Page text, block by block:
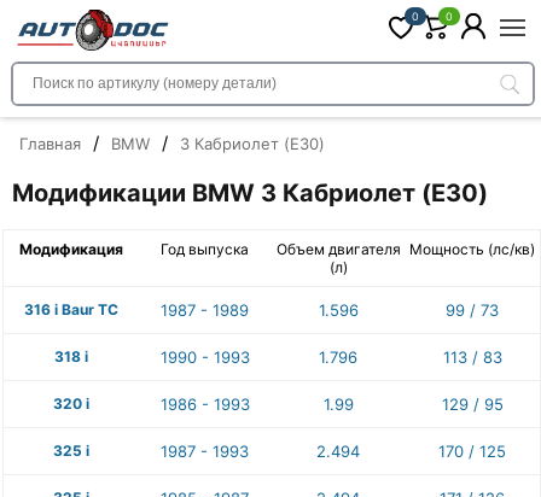
0 0
Главная / BMW / 3 Кабриолет (E30)
Модификации BMW 3 Кабриолет (E30)
Модификация Год выпуска
Объем двигателя
(л)
Мощность (лс/кв)
316 i Baur TC 1987 - 1989 1.596 99 / 73
318 i 1990 - 1993 1.796 113 / 83
320 i 1986 - 1993 1.99 129 / 95
325 i 1987 - 1993 2.494 170 / 125